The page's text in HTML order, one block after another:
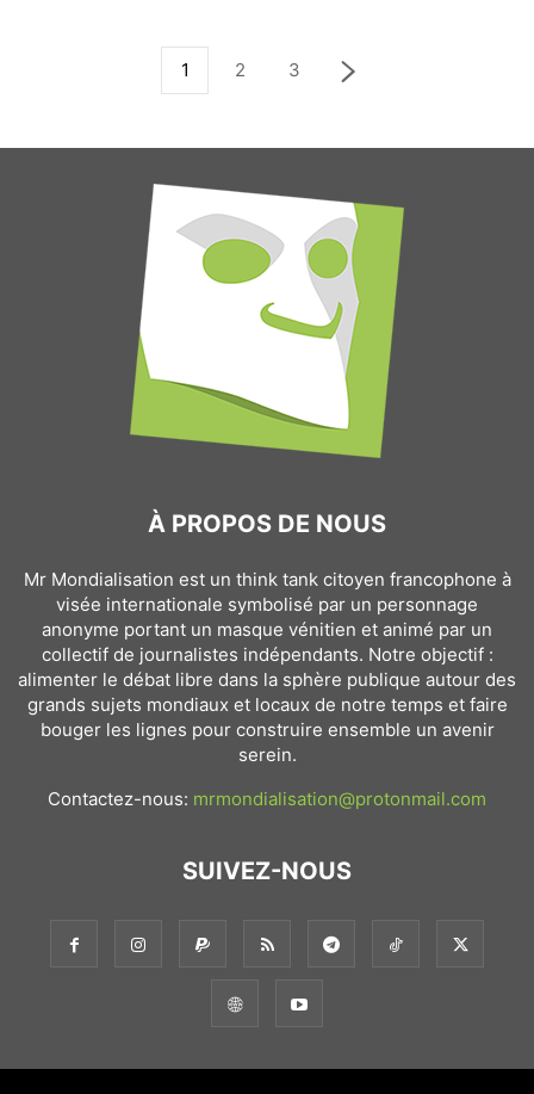
1 2 3
À PROPOS DE NOUS
Mr Mondialisation est un think tank citoyen francophone à
visée internationale symbolisé par un personnage
anonyme portant un masque vénitien et animé par un
collectif de journalistes indépendants. Notre objectif :
alimenter le débat libre dans la sphère publique autour des
grands sujets mondiaux et locaux de notre temps et faire
bouger les lignes pour construire ensemble un avenir
serein.
Contactez-nous: mrmondialisation@protonmail.com
SUIVEZ-NOUS